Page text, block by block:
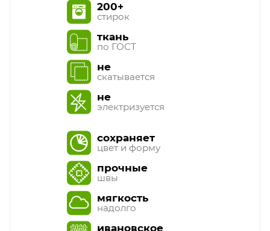
200+
стирок
ткань
по ГОСТ
не
скатывается
не
электризуется
сохраняет
цвет и форму
прочные
швы
мягкость
надолго
ивановское